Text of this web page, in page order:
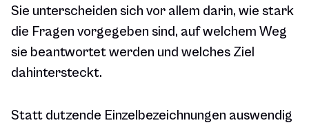
Sie unterscheiden sich vor allem darin, wie stark
die Fragen vorgegeben sind, auf welchem Weg
sie beantwortet werden und welches Ziel
dahintersteckt.
Statt dutzende Einzelbezeichnungen auswendig